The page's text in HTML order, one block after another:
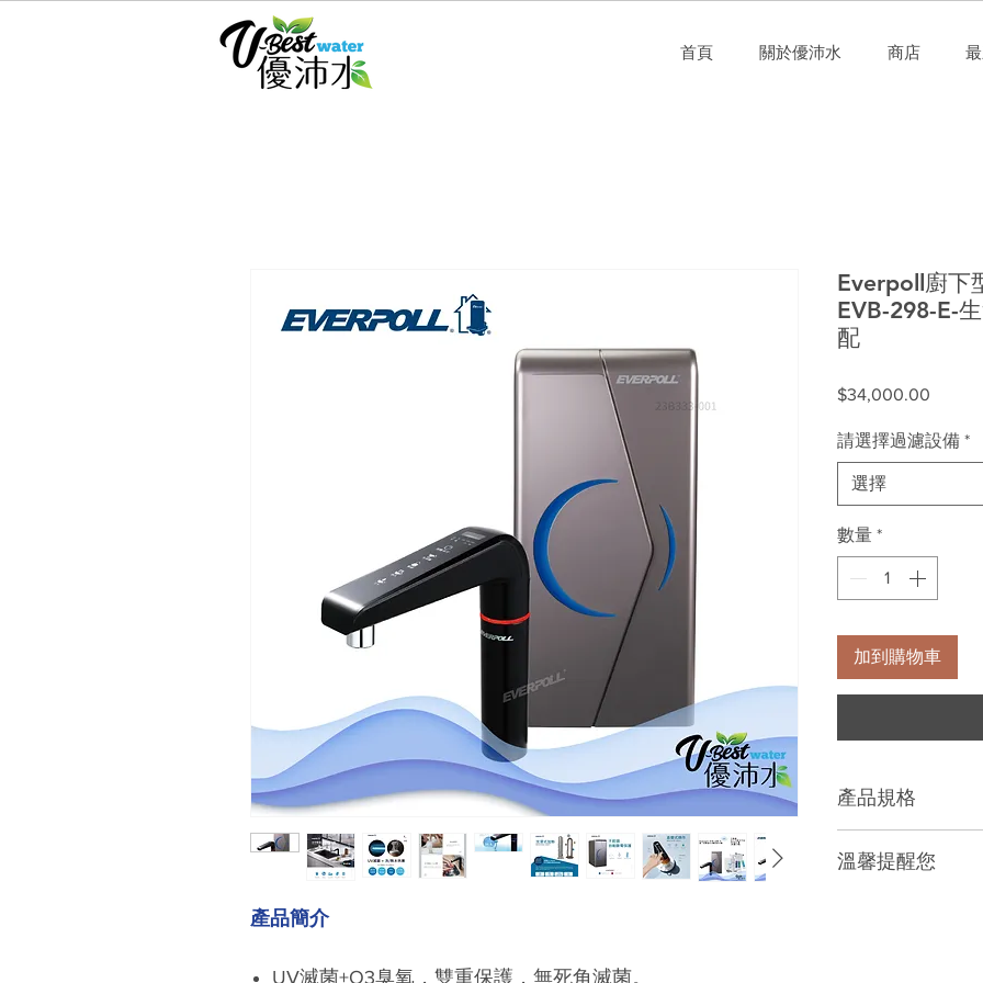
首頁 關於優沛水 商店
產品簡介
UV滅菌+O3臭氧，雙重保護，無死角滅菌。
Everpoll廚下
EVB-298-E-
配
$34,000.00價
請選擇過濾設備 *
選擇
數量 *
加到購物車
產品規格
尺寸
溫馨提醒您